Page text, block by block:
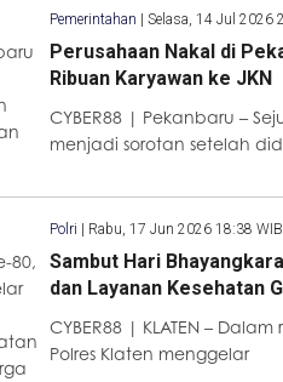
Pemerintahan Selasa, 14 Jul 2026
Perusahaan Nakal di
Ribuan Karyawan ke JKN
CYBER88 | Pekanbaru –
menjadi sorotan setelah
Polri Rabu, 17 Jun 2026 18:38 WIB
Sambut Hari
dan Layanan Kesehatan
CYBER88 | KLATEN –
Polres Klaten menggelar